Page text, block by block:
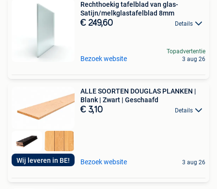
Rechthoekig tafelblad van glas-
Satijn/melkglastafelblad 8mm
€ 249,60 Details
Bezoek website
Topadvertentie
3 aug 26
Wij leveren in BE!
ALLE SOORTEN DOUGLAS PLANKEN |
Blank | Zwart | Geschaafd
€ 3,10 Details
Bezoek website 3 aug 26